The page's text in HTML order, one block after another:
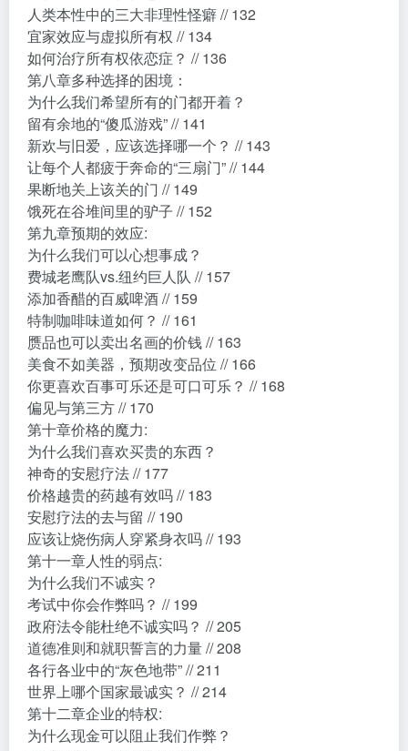
人类本性中的三大非理性怪癖 // 132
宜家效应与虚拟所有权 // 134
如何治疗所有权依恋症？ // 136
第八章多种选择的困境：
为什么我们希望所有的门都开着？
留有余地的“傻瓜游戏” // 141
新欢与旧爱，应该选择哪一个？ // 143
让每个人都疲于奔命的“三扇门” // 144
果断地关上该关的门 // 149
饿死在谷堆间里的驴子 // 152
第九章预期的效应:
为什么我们可以心想事成？
费城老鹰队vs.纽约巨人队 // 157
添加香醋的百威啤酒 // 159
特制咖啡味道如何？ // 161
赝品也可以卖出名画的价钱 // 163
美食不如美器，预期改变品位 // 166
你更喜欢百事可乐还是可口可乐？ // 168
偏见与第三方 // 170
第十章价格的魔力:
为什么我们喜欢买贵的东西？
神奇的安慰疗法 // 177
价格越贵的药越有效吗 // 183
安慰疗法的去与留 // 190
应该让烧伤病人穿紧身衣吗 // 193
第十一章人性的弱点:
为什么我们不诚实？
考试中你会作弊吗？ // 199
政府法令能杜绝不诚实吗？ // 205
道德准则和就职誓言的力量 // 208
各行各业中的“灰色地带” // 211
世界上哪个国家最诚实？ // 214
第十二章企业的特权:
为什么现金可以阻止我们作弊？